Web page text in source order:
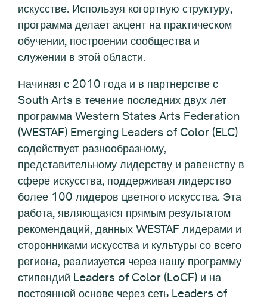
искусстве. Используя когортную структуру,
программа делает акцент на практическом
обучении, построении сообщества и
служении в этой области.
Начиная с 2010 года и в партнерстве с
South Arts в течение последних двух лет
программа Western States Arts Federation
(WESTAF) Emerging Leaders of Color (ELC)
содействует разнообразному,
представительному лидерству и равенству в
сфере искусства, поддерживая лидерство
более 100 лидеров цветного искусства. Эта
работа, являющаяся прямым результатом
рекомендаций, данных WESTAF лидерами и
сторонниками искусства и культуры со всего
региона, реализуется через нашу программу
стипендий Leaders of Color (LoCF) и на
постоянной основе через сеть Leaders of